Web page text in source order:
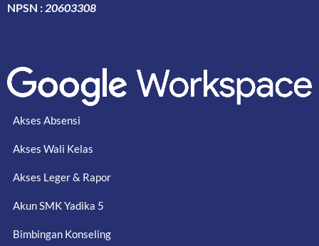
NPSN :20603308
Akses Absensi
Akses Wali Kelas
Akses Leger & Rapor
Akun SMK Yadika 5
Bimbingan Konseling